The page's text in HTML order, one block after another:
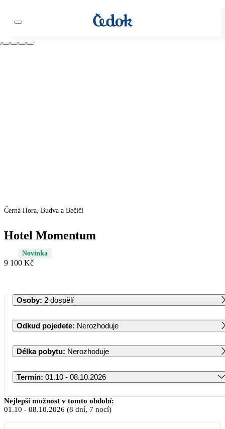
Černá Hora, Budva a Bečiči
Hotel Momentum
Novinka
9 100 Kč
Osoby: 2 dospělí
Odkud pojedete: Nerozhoduje
Délka pobytu: Nerozhoduje
Termín: 01.10 - 08.10.2026
Říjen 2026
PO ÚT ST ČT PÁ SO NE
Nejlepší možnost v tomto období:
01.10 - 08.10.2026 (8 dní, 7 nocí)